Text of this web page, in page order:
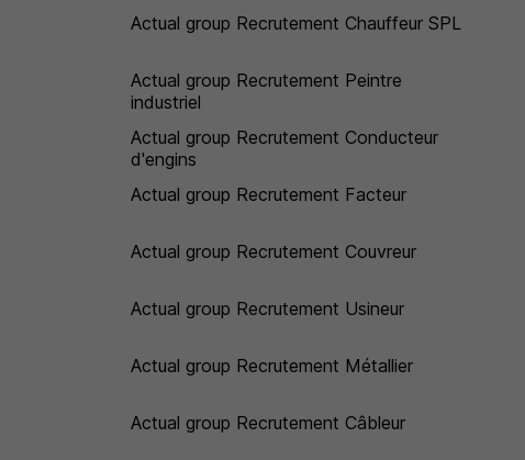
Actual group Recrutement Chauffeur SPL
Actual group Recrutement Peintre
industriel
Actual group Recrutement Conducteur
d'engins
Actual group Recrutement Facteur
Actual group Recrutement Couvreur
Actual group Recrutement Usineur
Actual group Recrutement Métallier
Actual group Recrutement Câbleur